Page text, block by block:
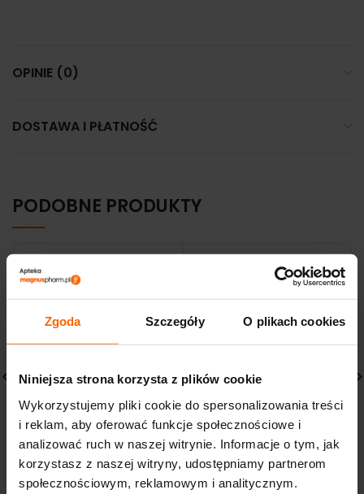
Zgoda Szczegóły O plikach cookies
Niniejsza strona korzysta z plików cookie
Wykorzystujemy pliki cookie do spersonalizowania treści
i reklam, aby oferować funkcje społecznościowe i
analizować ruch w naszej witrynie. Informacje o tym, jak
korzystasz z naszej witryny, udostępniamy partnerom
społecznościowym, reklamowym i analitycznym.
OPINIE (0)
DOSTAWA I PŁATNOŚĆ
PODOBNE PRODUKTY
La Roche Posay Hyalu
B5 serum nawilżające
30 ml
267,63zł
TOŁPA GREEN
NAWILŻAJĄCY KREM
ŁAGODZĄCY 50ML
24,75zł